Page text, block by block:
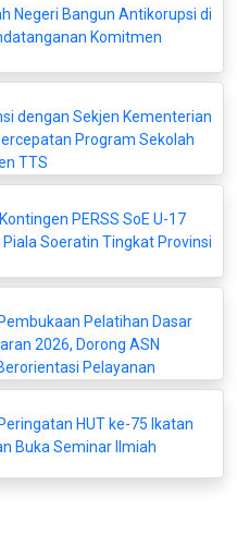
Negeri Bangun Antikorupsi di
Komitmen
dengan Sekjen Kementerian
Program Sekolah
TTS
PERSS SoE U-17
Soeratin Tingkat Provinsi
Pelatihan Dasar
2026, Dorong ASN
Pelayanan
HUT ke-75 Ikatan
Buka Seminar Ilmiah